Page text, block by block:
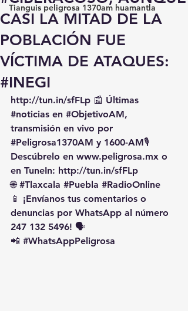
Tianguis peligrosa 1370am huamantla
CASI LA MITAD DE LA
POBLACIÓN FUE
VÍCTIMA DE ATAQUES:
#INEGI
http://tun.in/sfFLp 📰 Últimas
#noticias en #ObjetivoAM,
transmisión en vivo por
#Peligrosa1370AM y 1600-AM🎙️
Descúbrelo en www.peligrosa.mx o
en TuneIn: http://tun.in/sfFLp
🌐 #Tlaxcala #Puebla #RadioOnline
📱 ¡Envíanos tus comentarios o
denuncias por WhatsApp al número
247 132 5496! 🗣️
📲 #WhatsAppPeligrosa